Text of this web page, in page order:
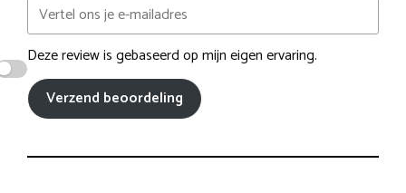
Deze review is gebaseerd op mijn eigen ervaring.
Verzend beoordeling